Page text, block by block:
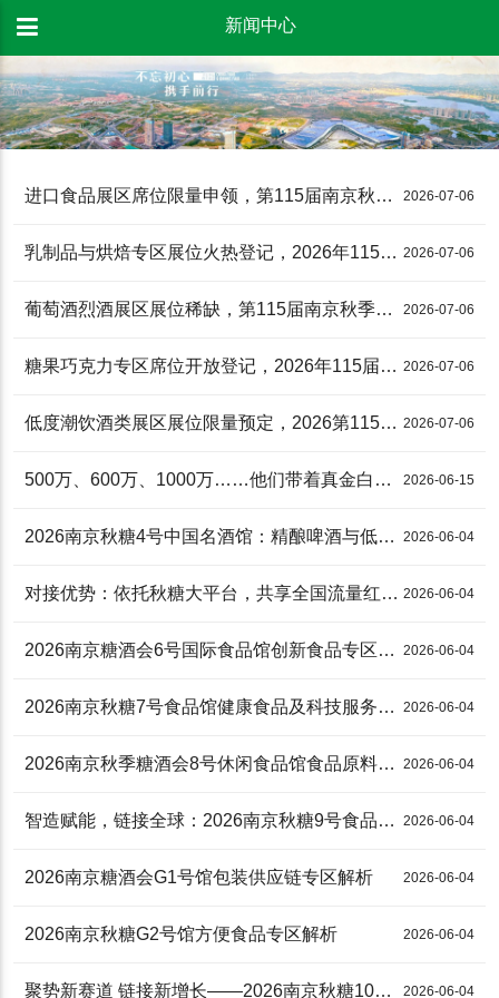
新闻中心
2026-07-06
进口食品展区席位限量申领，第115届南京秋季糖酒会展位预定进入倒计时
2026-07-06
乳制品与烘焙专区展位火热登记，2026年115届南京秋糖展位预定进行时
2026-07-06
葡萄酒烈酒展区展位稀缺，第115届南京秋季糖酒会展位预定抓紧申报
2026-07-06
糖果巧克力专区席位开放登记，2026年115届南京秋季糖酒会展位预定**启动
2026-07-06
低度潮饮酒类展区展位限量预定，2026第115届南京秋糖聚焦年轻消费市场
2026-06-15
500万、600万、1000万……他们带着真金白银，10月南京秋糖见！
2026-06-04
2026南京秋糖4号中国名酒馆：精酿啤酒与低度酒**专区打造品类新舞台
2026-06-04
对接优势：依托秋糖大平台，共享全国流量红利，2026南京糖酒会5A黄酒及养生酒展区
2026-06-04
2026南京糖酒会6号国际食品馆创新食品专区：解锁食品消费新未来
2026-06-04
2026南京秋糖7号食品馆健康食品及科技服务专区：抢占健康食饮新赛道
2026-06-04
2026南京秋季糖酒会8号休闲食品馆食品原料及配料，烘焙专区全景解析
2026-06-04
智造赋能，链接全球：2026南京秋糖9号食品机械馆·国际机械专区前瞻
2026-06-04
2026南京糖酒会G1号馆包装供应链专区解析
2026-06-04
2026南京秋糖G2号馆方便食品专区解析
2026-06-04
聚势新赛道 链接新增长——2026南京秋糖10号馆两大**专区解析